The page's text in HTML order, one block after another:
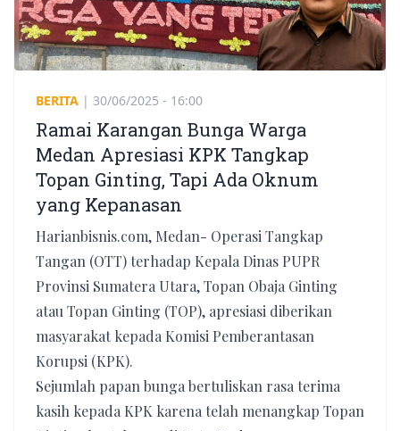
BERITA | 30/06/2025 - 16:00
Ramai Karangan Bunga Warga
Medan Apresiasi KPK Tangkap
Topan Ginting, Tapi Ada Oknum
yang Kepanasan
Harianbisnis.com, Medan- Operasi Tangkap
Tangan (OTT) terhadap Kepala Dinas PUPR
Provinsi Sumatera Utara, Topan Obaja Ginting
atau Topan Ginting (TOP), apresiasi diberikan
masyarakat kepada Komisi Pemberantasan
Korupsi (KPK).
Sejumlah papan bunga bertuliskan rasa terima
kasih kepada KPK karena telah menangkap Topan